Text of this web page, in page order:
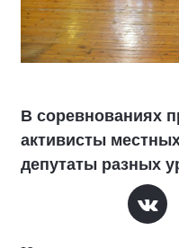
В соревнованиях
активисты
депутаты разных